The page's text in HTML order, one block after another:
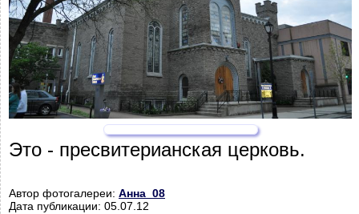
Это - пресвитерианская церковь.
Автор фотогалереи: Анна_08
Дата публикации: 05.07.12